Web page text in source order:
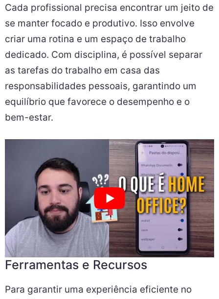
Cada profissional precisa encontrar um jeito de
se manter focado e produtivo. Isso envolve
criar uma rotina e um espaço de trabalho
dedicado. Com disciplina, é possível separar
as tarefas do trabalho em casa das
responsabilidades pessoais, garantindo um
equilíbrio que favorece o desempenho e o
bem-estar.
Ferramentas e Recursos
Para garantir uma experiência eficiente no